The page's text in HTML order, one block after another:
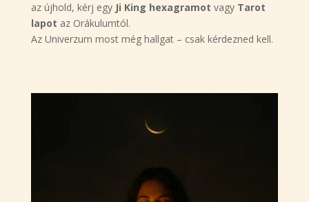
az újhold, kérj egy Ji King hexagramot vagy Tarot
lapot az Orákulumtól.
Az Univerzum most még hallgat – csak kérdezned kell.